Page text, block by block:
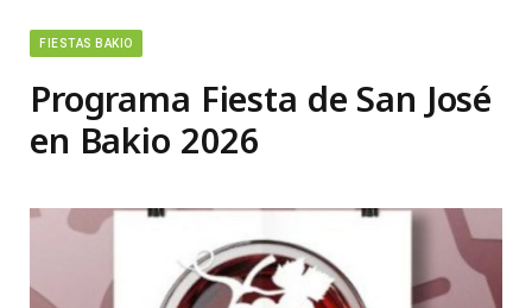
FIESTAS BAKIO
Programa Fiesta de San José
en Bakio 2026